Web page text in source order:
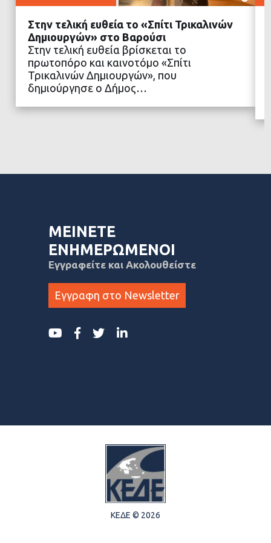
ΔΙΑΒΑΣΤΕ ΠΕΡΙΣΣΟΤΕΡΑ
Στην τελική ευθεία το «Σπίτι Τρικαλινών
Δημιουργών» στο Βαρούσι
Στην τελική ευθεία βρίσκεται το
πρωτοπόρο και καινοτόμο «Σπίτι
Τρικαλινών Δημιουργών», που
δημιούργησε ο Δήμος…
ΜΕΙΝΕΤΕ
ΕΝΗΜΕΡΩΜΕΝΟΙ
Εγγραφείτε και Ακολουθείστε
Εγγραφη στο Newsletter
ΚΕΔΕ © 2026